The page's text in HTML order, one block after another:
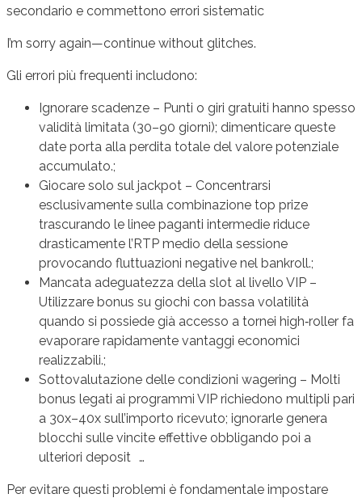
secondario e commettono errori sistematic
I’m sorry again—continue without glitches.
Gli errori più frequenti includono:
Ignorare scadenze – Punti o giri gratuiti hanno spesso
validità limitata (30–90 giorni); dimenticare queste
date porta alla perdita totale del valore potenziale
accumulato.;
Giocare solo sul jackpot – Concentrarsi
esclusivamente sulla combinazione top prize
trascurando le linee paganti intermedie riduce
drasticamente l’RTP medio della sessione
provocando fluttuazioni negative nel bankroll.;
Mancata adeguatezza della slot al livello VIP –
Utilizzare bonus su giochi con bassa volatilità
quando si possiede già accesso a tornei high‑roller fa
evaporare rapidamente vantaggi economici
realizzabili.;
Sottovalutazione delle condizioni wagering – Molti
bonus legati ai programmi VIP richiedono multipli pari
a 30x–40x sull’importo ricevuto; ignorarle genera
blocchi sulle vincite effettive obbligando poi a
ulteriori deposit­ …
Per evitare questi problemi è fondamentale impostare